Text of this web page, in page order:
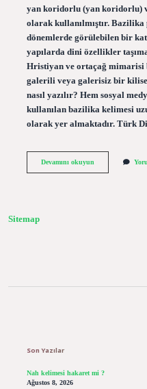
yan koridorlu (yan koridorlu)
olarak kullanılmıştır.
dönemlerde görülebilen bir
yapılarda dini özellikler
Hristiyan ve ortaçağ mimarisi
galerili veya galerisiz bir
nasıl yazılır? Hem sosyal
kullanılan bazilika kelimesi
olarak yer almaktadır. Türk
Devamını okuyunBazilika
Sitemap
Son Yazılar
Nah kelimesi hakaret mi ?
Ağustos 8, 2026